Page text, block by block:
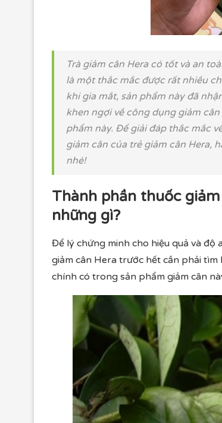
Trà giảm cân Hera có tốt và an
là một thắc mắc được rất nhiều
khi gia mắt, sản phẩm này đã
khen ngợi về công dụng giảm
phẩm này. Để giải đáp thắc mắc
giảm cân của trẻ giảm cân Hera,
nhé!
Thành phần thuốc
những gì?
Để lý chứng minh cho hiệu quả và độ
giảm cân Hera trước hết cần phải
chính có trong sản phẩm giảm cân